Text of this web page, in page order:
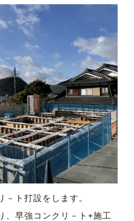
－ト打設をします。
、早強コンクリ－ト+施工